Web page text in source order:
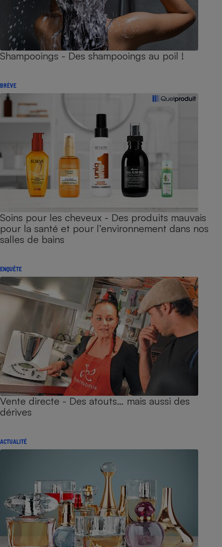
Shampooings - Des shampooings au poil !
BRÈVE
Soins pour les cheveux - Des produits mauvais
pour la santé et pour l’environnement dans nos
salles de bains
ENQUÊTE
Vente directe - Des atouts… mais aussi des
dérives
ACTUALITÉ